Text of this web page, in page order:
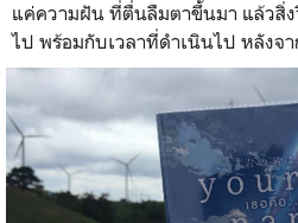
แค่ความฝัน ที่ตื่นลืมตาขึ้นมา แล้วสิ่ง
ไป พร้อมกับเวลาที่ดำเนินไป หลังจ